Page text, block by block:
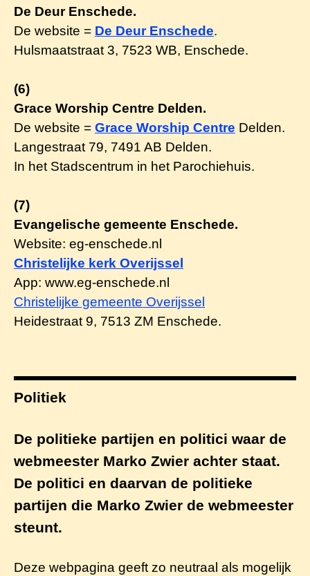
De Deur Enschede.
De website = De Deur Enschede.
Hulsmaatstraat 3, 7523 WB, Enschede.
(6)
Grace Worship Centre Delden.
De website = Grace Worship Centre Delden.
Langestraat 79, 7491 AB Delden.
In het ​Stadscentrum in het Parochiehuis.
(7)
Evangelische gemeente Enschede.
Website: eg-enschede.nl
Christelijke kerk Overijssel
App: www.eg-enschede.nl
Christelijke gemeente Overijssel
Heidestraat 9, 7513 ZM Enschede.
Politiek
De politieke partijen en politici waar de
webmeester Marko Zwier achter staat.
De politici en daarvan de politieke
partijen die Marko Zwier de webmeester
steunt.
Deze webpagina geeft zo neutraal als mogelijk